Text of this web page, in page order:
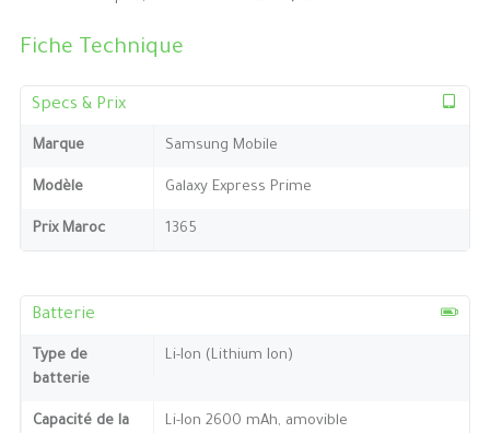
Fiche Technique
Specs & Prix
Marque Samsung Mobile
Modèle Galaxy Express Prime
Prix Maroc 1365
Batterie
Type de
batterie
Li-Ion (Lithium Ion)
Capacité de la
Li-Ion 2600 mAh, amovible